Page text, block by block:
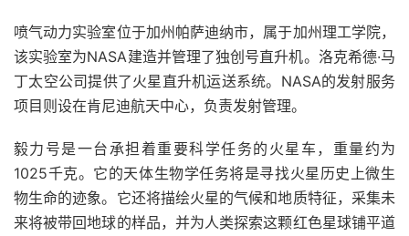
喷气动力实验室位于加州帕萨迪纳市，属于加州理工学院，
该实验室为NASA建造并管理了独创号直升机。洛克希德·马
丁太空公司提供了火星直升机运送系统。NASA的发射服务
项目则设在肯尼迪航天中心，负责发射管理。
毅力号是一台承担着重要科学任务的火星车，重量约为
1025千克。它的天体生物学任务将是寻找火星历史上微生
物生命的迹象。它还将描绘火星的气候和地质特征，采集未
来将被带回地球的样品，并为人类探索这颗红色星球铺平道